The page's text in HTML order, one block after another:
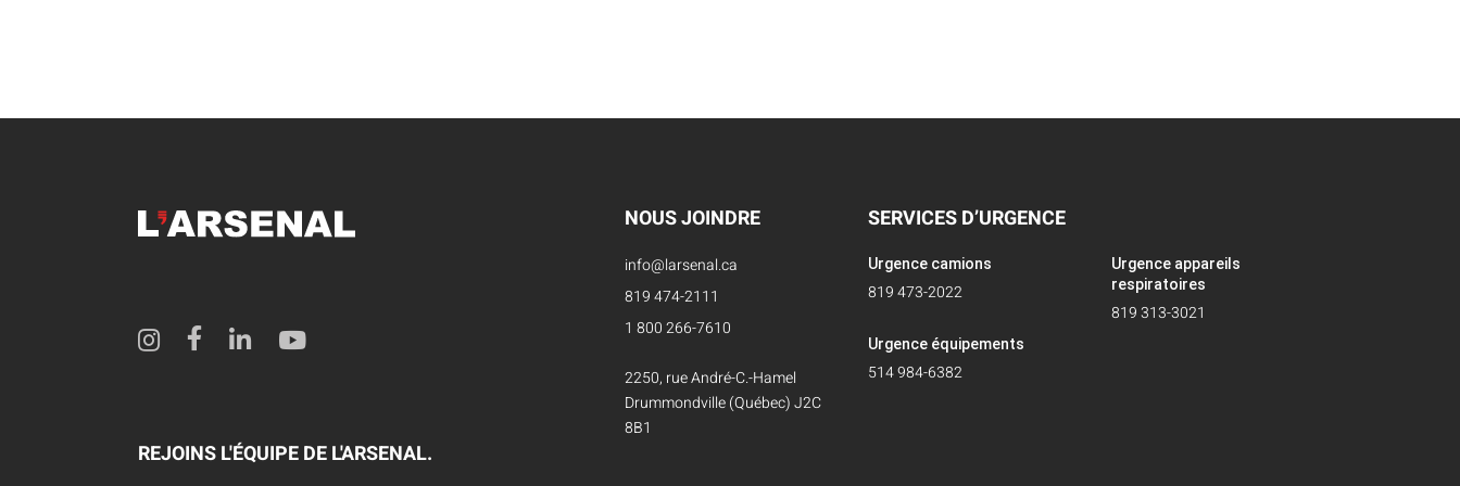
REJOINS L'ÉQUIPE DE L'ARSENAL.
NOUS JOINDRE
info@larsenal.ca
819 474-2111
1 800 266-7610
2250, rue André-C.-Hamel
Drummondville (Québec) J2C
8B1
SERVICES D’URGENCE
Urgence camions
819 473-2022
Urgence équipements
514 984-6382
Urgence appareils
respiratoires
819 313-3021